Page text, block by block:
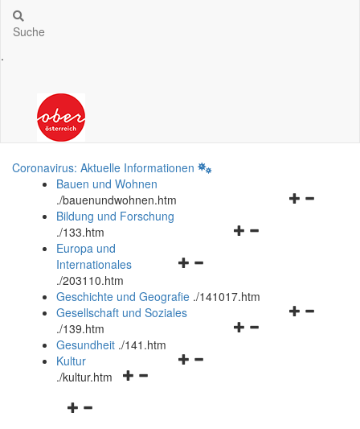
Suche
.
Coronavirus: Aktuelle Informationen
Bauen und Wohnen
./bauenundwohnen.htm
Navigationsmenü
Bildung und Forschung
./133.htm
Navigationsmenü
und
schließen
Europa und
Internationales
./203110.htm
Geschichte und Geografie ./141017.htm
Navigationsmenü
Gesellschaft und Soziales
./139.htm
Navigationsmenü
Gesundheit ./141.htm
Navigationsmenü
Kultur
./kultur.htm
Navigationsmenü